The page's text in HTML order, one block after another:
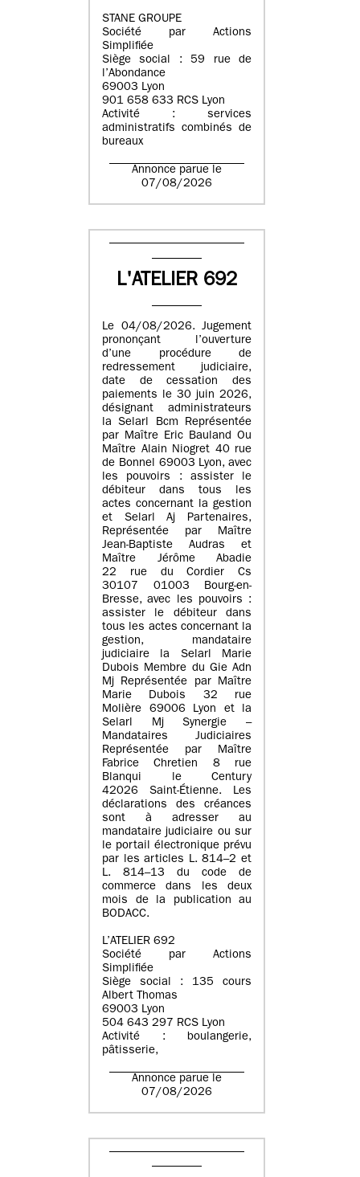
STANE GROUPE
Société par Actions
Simplifiée
Siège social : 59 rue de
l’Abondance
69003 Lyon
901 658 633 RCS Lyon
Activité : services
administratifs combinés de
bureaux
Annonce parue le
07/08/2026
L'ATELIER 692
Le 04/08/2026. Jugement
prononçant l’ouverture
d’une procédure de
redressement judiciaire,
date de cessation des
paiements le 30 juin 2026,
désignant administrateurs
la Selarl Bcm Représentée
par Maître Eric Bauland Ou
Maître Alain Niogret 40 rue
de Bonnel 69003 Lyon, avec
les pouvoirs : assister le
débiteur dans tous les
actes concernant la gestion
et Selarl Aj Partenaires,
Représentée par Maître
Jean-Baptiste Audras et
Maître Jérôme Abadie
22 rue du Cordier Cs
30107 01003 Bourg-en-
Bresse, avec les pouvoirs :
assister le débiteur dans
tous les actes concernant la
gestion, mandataire
judiciaire la Selarl Marie
Dubois Membre du Gie Adn
Mj Représentée par Maître
Marie Dubois 32 rue
Molière 69006 Lyon et la
Selarl Mj Synergie –
Mandataires Judiciaires
Représentée par Maître
Fabrice Chretien 8 rue
Blanqui le Century
42026 Saint-Étienne. Les
déclarations des créances
sont à adresser au
mandataire judiciaire ou sur
le portail électronique prévu
par les articles L. 814–2 et
L. 814–13 du code de
commerce dans les deux
mois de la publication au
BODACC.
L’ATELIER 692
Société par Actions
Simplifiée
Siège social : 135 cours
Albert Thomas
69003 Lyon
504 643 297 RCS Lyon
Activité : boulangerie,
pâtisserie,
Annonce parue le
07/08/2026